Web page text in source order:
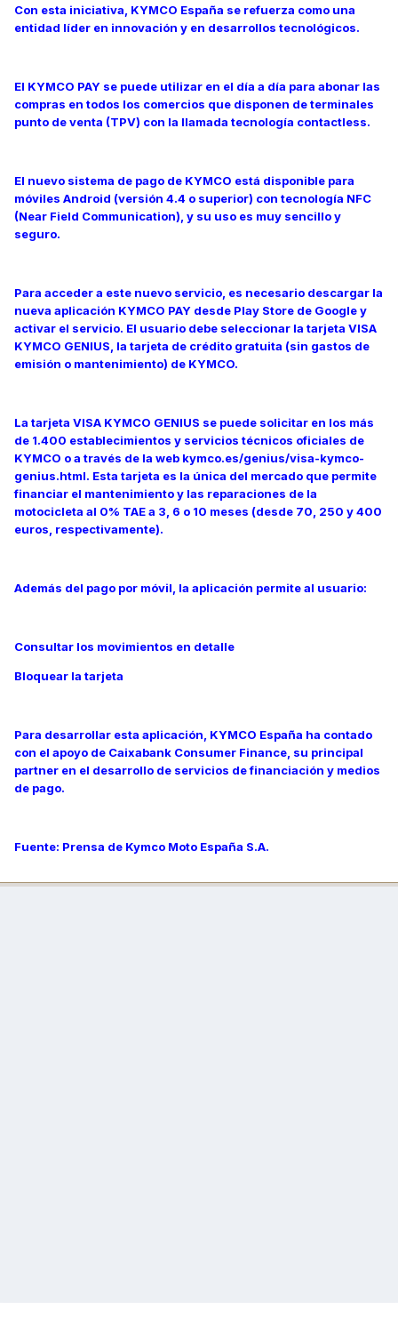
Con esta iniciativa, KYMCO España se refuerza como una
entidad líder en innovación y en desarrollos tecnológicos.
El KYMCO PAY se puede utilizar en el día a día para abonar las
compras en todos los comercios que disponen de terminales
punto de venta (TPV) con la llamada tecnología contactless.
El nuevo sistema de pago de KYMCO está disponible para
móviles Android (versión 4.4 o superior) con tecnología NFC
(Near Field Communication), y su uso es muy sencillo y
seguro.
Para acceder a este nuevo servicio, es necesario descargar la
nueva aplicación KYMCO PAY desde Play Store de Google y
activar el servicio. El usuario debe seleccionar la tarjeta VISA
KYMCO GENIUS, la tarjeta de crédito gratuita (sin gastos de
emisión o mantenimiento) de KYMCO.
La tarjeta VISA KYMCO GENIUS se puede solicitar en los más
de 1.400 establecimientos y servicios técnicos oficiales de
KYMCO o a través de la web kymco.es/genius/visa-kymco-
genius.html. Esta tarjeta es la única del mercado que permite
financiar el mantenimiento y las reparaciones de la
motocicleta al 0% TAE a 3, 6 o 10 meses (desde 70, 250 y 400
euros, respectivamente).
Además del pago por móvil, la aplicación permite al usuario:
Consultar los movimientos en detalle
Bloquear la tarjeta
Para desarrollar esta aplicación, KYMCO España ha contado
con el apoyo de Caixabank Consumer Finance, su principal
partner en el desarrollo de servicios de financiación y medios
de pago.
Fuente: Prensa de Kymco Moto España S.A.